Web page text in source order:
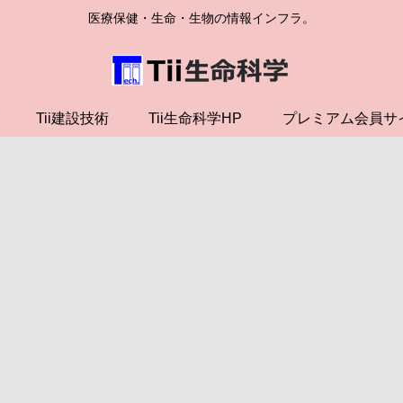
医療保健・生命・生物の情報インフラ。
Tii建設技術 Tii生命科学HP プレミアム会員サ